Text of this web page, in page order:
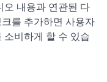
오 내용과 연관된 다
를 추가하면 사용자
비하게 할 수 있습